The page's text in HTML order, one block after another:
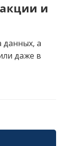
и
данных, а
даже в